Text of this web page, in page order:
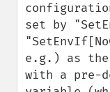
set by
e.g.) as the
with a pre-